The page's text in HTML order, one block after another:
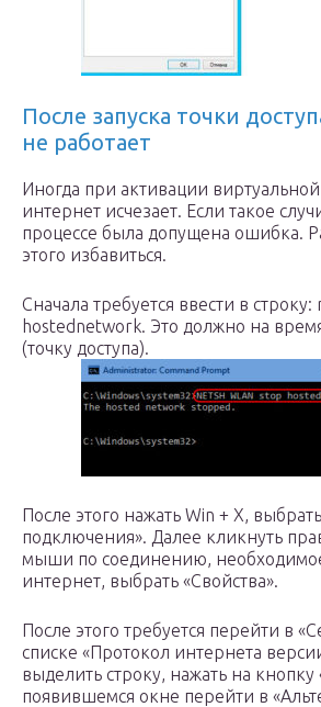
После запуска точки
не работает
Иногда при активации виртуальной
интернет исчезает. Если такое
процессе была допущена ошибка.
этого избавиться.
Сначала требуется ввести в
hostednetwork. Это должно на
(точку доступа).
После этого нaжать Win + X,
подключения». Далее кликнуть
мыши по соединению,
интернет, выбрать «Свойства».
После этого требуется перейти в
списке «Протокол интернета
выделить строку, нажать на кнопку
появившемся окне перейти в